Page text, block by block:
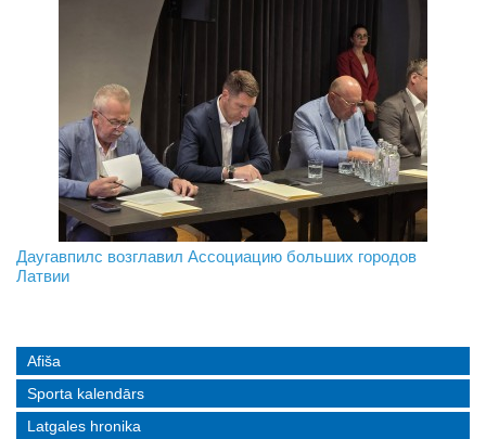
На границе с Беларусью ждут усиления
Даугавпилс возглавил Ассоциацию больших городов
Латвии
Инвалидность — не приговор: «Mediastrims» расскажет
реальные истории людей с ограниченными возможностями
Afiša
Sporta kalendārs
Latgales hronika